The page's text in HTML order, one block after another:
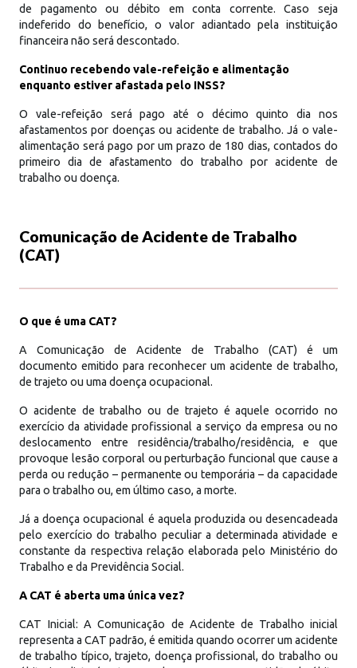
de pagamento ou débito em conta corrente. Caso seja
indeferido do benefício, o valor adiantado pela instituição
financeira não será descontado.
Continuo recebendo vale-refeição e alimentação
enquanto estiver afastada pelo INSS?
O vale-refeição será pago até o décimo quinto dia nos
afastamentos por doenças ou acidente de trabalho. Já o vale-
alimentação será pago por um prazo de 180 dias, contados do
primeiro dia de afastamento do trabalho por acidente de
trabalho ou doença.
Comunicação de Acidente de Trabalho
(CAT)
O que é uma CAT?
A Comunicação de Acidente de Trabalho (CAT) é um
documento emitido para reconhecer um acidente de trabalho,
de trajeto ou uma doença ocupacional.
O acidente de trabalho ou de trajeto é aquele ocorrido no
exercício da atividade profissional a serviço da empresa ou no
deslocamento entre residência/trabalho/residência, e que
provoque lesão corporal ou perturbação funcional que cause a
perda ou redução – permanente ou temporária – da capacidade
para o trabalho ou, em último caso, a morte.
Já a doença ocupacional é aquela produzida ou desencadeada
pelo exercício do trabalho peculiar a determinada atividade e
constante da respectiva relação elaborada pelo Ministério do
Trabalho e da Previdência Social.
A CAT é aberta uma única vez?
CAT Inicial: A Comunicação de Acidente de Trabalho inicial
representa a CAT padrão, é emitida quando ocorrer um acidente
de trabalho típico, trajeto, doença profissional, do trabalho ou